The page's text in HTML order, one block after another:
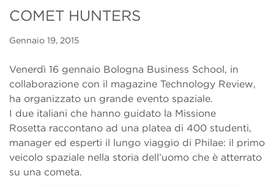
COMET HUNTERS
Gennaio 19, 2015
Venerdì 16 gennaio Bologna Business School, in
collaborazione con il magazine Technology Review,
ha organizzato un grande evento spaziale.
I due italiani che hanno guidato la Missione
Rosetta raccontano ad una platea di 400 studenti,
manager ed esperti il lungo viaggio di Philae: il primo
veicolo spaziale nella storia dell’uomo che è atterrato
su una cometa.